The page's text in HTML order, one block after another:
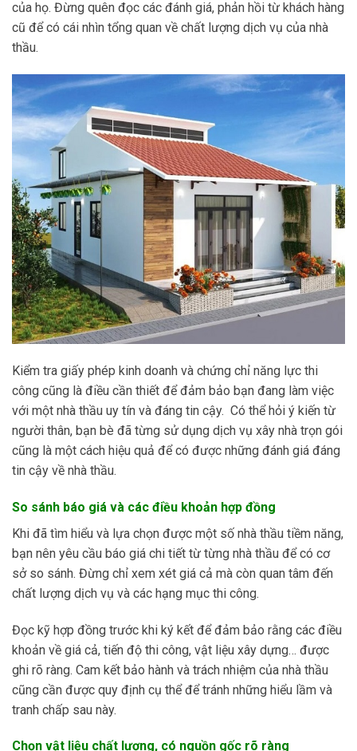
của họ. Đừng quên đọc các đánh giá, phản hồi từ khách hàng
cũ để có cái nhìn tổng quan về chất lượng dịch vụ của nhà
thầu.
Kiểm tra giấy phép kinh doanh và chứng chỉ năng lực thi
công cũng là điều cần thiết để đảm bảo bạn đang làm việc
với một nhà thầu uy tín và đáng tin cậy. Có thể hỏi ý kiến từ
người thân, bạn bè đã từng sử dụng dịch vụ xây nhà trọn gói
cũng là một cách hiệu quả để có được những đánh giá đáng
tin cậy về nhà thầu.
So sánh báo giá và các điều khoản hợp đồng
Khi đã tìm hiểu và lựa chọn được một số nhà thầu tiềm năng,
bạn nên yêu cầu báo giá chi tiết từ từng nhà thầu để có cơ
sở so sánh. Đừng chỉ xem xét giá cả mà còn quan tâm đến
chất lượng dịch vụ và các hạng mục thi công.
Đọc kỹ hợp đồng trước khi ký kết để đảm bảo rằng các điều
khoản về giá cả, tiến độ thi công, vật liệu xây dựng… được
ghi rõ ràng. Cam kết bảo hành và trách nhiệm của nhà thầu
cũng cần được quy định cụ thể để tránh những hiểu lầm và
tranh chấp sau này.
Chọn vật liệu chất lượng, có nguồn gốc rõ ràng